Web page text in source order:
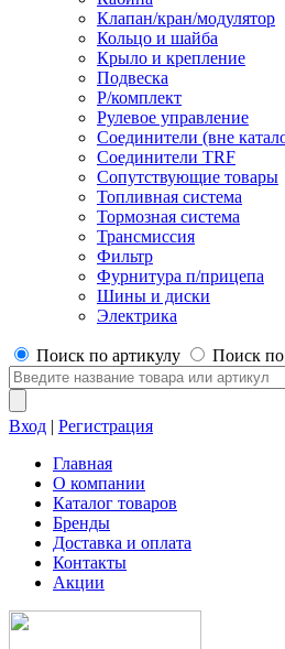
Клапан/кран/модулятор
Кольцо и шайба
Крыло и крепление
Подвеска
Р/комплект
Рулевое управление
Соединители (вне
Соединители TRF
Сопутствующие товары
Топливная система
Тормозная система
Трансмиссия
Фильтр
Фурнитура п/прицепа
Шины и диски
Электрика
Поиск по артикулу Поиск
Вход | Регистрация
Главная
О компании
Каталог товаров
Бренды
Доставка и оплата
Контакты
Акции